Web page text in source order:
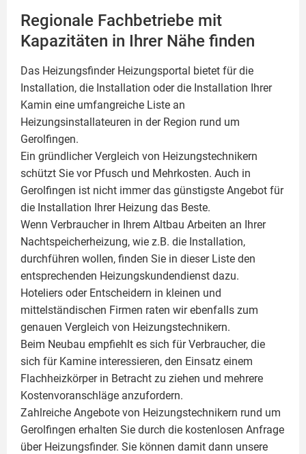
Regionale Fachbetriebe mit
Kapazitäten in Ihrer Nähe finden
Das Heizungsfinder Heizungsportal bietet für die
Installation, die Installation oder die Installation Ihrer
Kamin eine umfangreiche Liste an
Heizungsinstallateuren in der Region rund um
Gerolfingen.
Ein gründlicher Vergleich von Heizungstechnikern
schützt Sie vor Pfusch und Mehrkosten. Auch in
Gerolfingen ist nicht immer das günstigste Angebot für
die Installation Ihrer Heizung das Beste.
Wenn Verbraucher in Ihrem Altbau Arbeiten an Ihrer
Nachtspeicherheizung, wie z.B. die Installation,
durchführen wollen, finden Sie in dieser Liste den
entsprechenden Heizungskundendienst dazu.
Hoteliers oder Entscheidern in kleinen und
mittelständischen Firmen raten wir ebenfalls zum
genauen Vergleich von Heizungstechnikern.
Beim Neubau empfiehlt es sich für Verbraucher, die
sich für Kamine interessieren, den Einsatz einem
Flachheizkörperin Betracht zu ziehen und mehrere
Kostenvoranschläge anzufordern.
Zahlreiche Angebote von Heizungstechnikern rund um
Gerolfingen erhalten Sie durch die kostenlosen Anfrage
über Heizungsfinder. Sie können damit dann unsere